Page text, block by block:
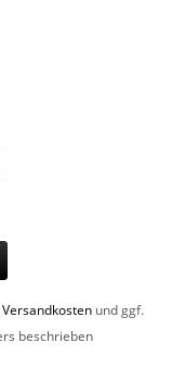
Versandkosten und ggf.
beschrieben